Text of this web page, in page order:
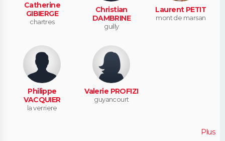
Catherine
GIBIERGE
chartres
Christian
DAMBRINE
guilly
Laurent PETIT
mont de marsan
Philippe
VACQUIER
la verriere
Valerie PROFIZI
guyancourt
Plus